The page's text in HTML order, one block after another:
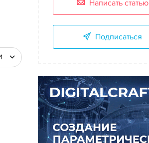
Написать статью
Подписаться